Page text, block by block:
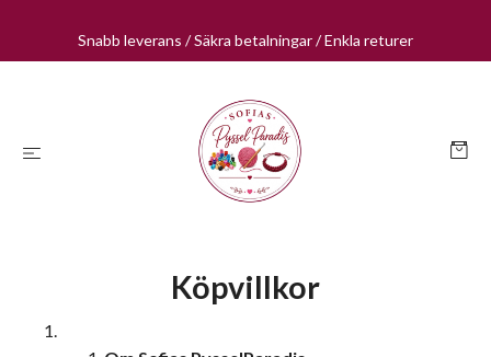
Snabb leverans / Säkra betalningar / Enkla returer
Köpvillkor